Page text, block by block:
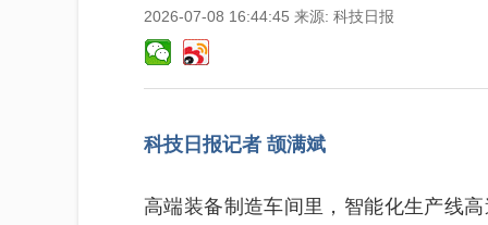
2026-07-08 16:44:45 来源: 科技日报
科技日报记者 颉满斌
高端装备制造车间里，智能化生产线